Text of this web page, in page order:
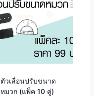
ตัวเลื่อนปรับขนาด
หมวก (แพ็ค 10 คู่)